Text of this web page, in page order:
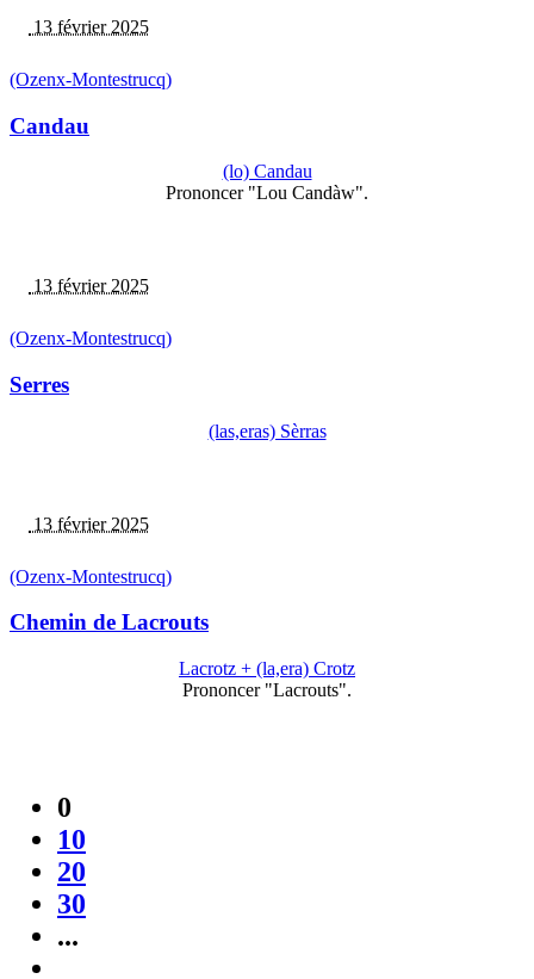
13 février 2025
(Ozenx-Montestrucq)
Candau
(lo) Candau
Prononcer "Lou Candàw".
13 février 2025
(Ozenx-Montestrucq)
Serres
(las,eras) Sèrras
13 février 2025
(Ozenx-Montestrucq)
Chemin de Lacrouts
Lacrotz + (la,era) Crotz
Prononcer "Lacrouts".
0
10
20
30
...